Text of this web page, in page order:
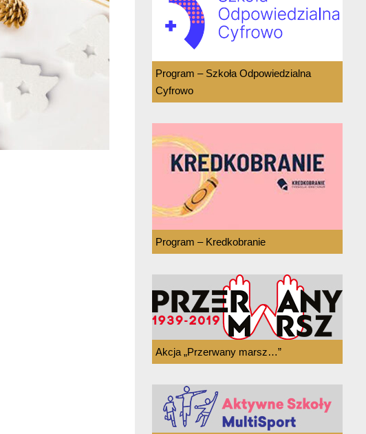
Program – Szkoła Odpowiedzialna
Cyfrowo
Program – Kredkobranie
Akcja „Przerwany marsz…”